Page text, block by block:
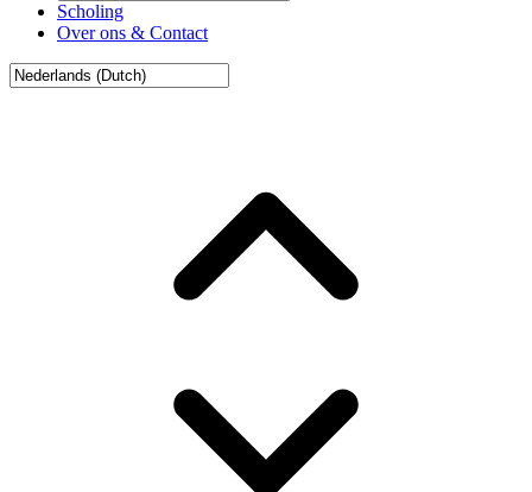
Scholing
Over ons & Contact